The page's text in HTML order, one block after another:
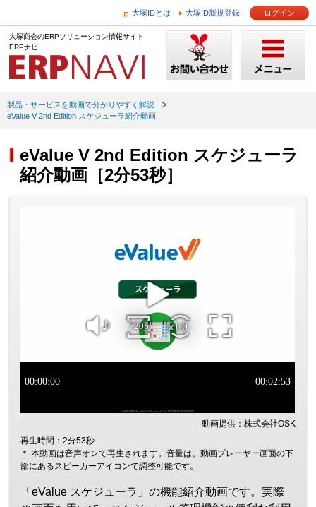
大塚IDとは 大塚ID新規登録 ログイン
大塚商会のERPソリューション情報サイト
ERPナビ
製品・サービスを動画で分かりやすく解説
eValue V 2nd Edition スケジューラ紹介動画
eValue V 2nd Edition スケジューラ
紹介動画［2分53秒］
動画提供：株式会社OSK
再生時間：2分53秒
＊ 本動画は音声オンで再生されます。音量は、動画プレーヤー画面の下
部にあるスピーカーアイコンで調整可能です。
「eValue スケジューラ」の機能紹介動画です。実際